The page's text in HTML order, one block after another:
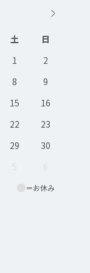
＝お休み
土
日
1
2
8
9
15
16
22
23
29
30
5 6